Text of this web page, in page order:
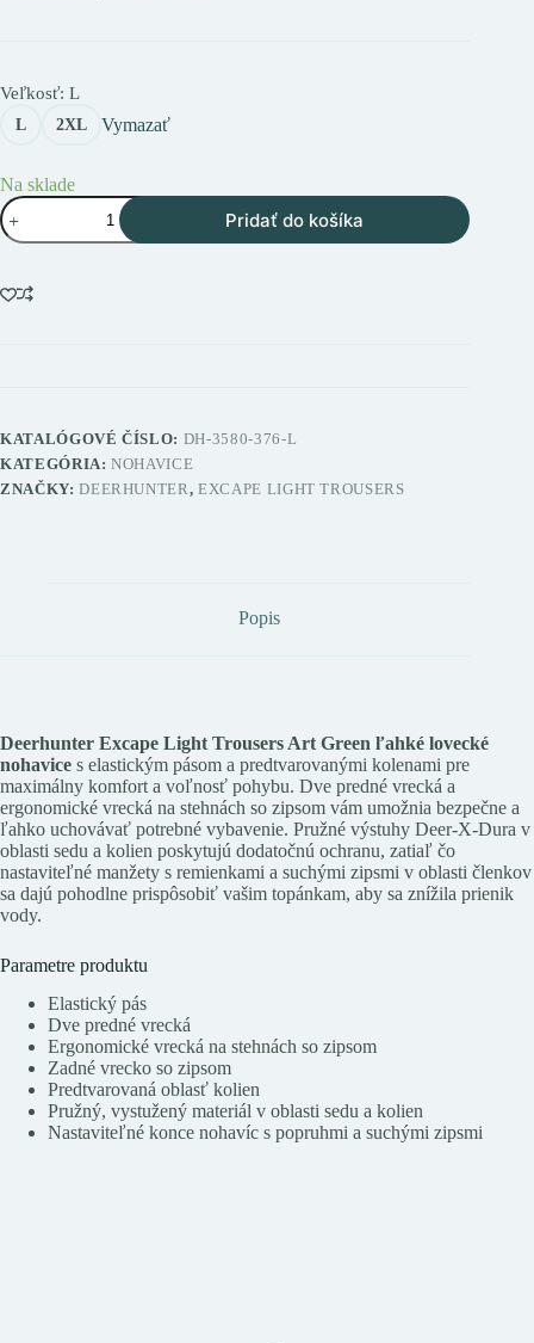
Veľkosť: L
L 2XL Vymazať
Na sklade
množstvo
Deerhunter
Excape
Trousers
Art
Pridať do košíka
KATALÓGOVÉ ČÍSLO: DH-3580-376-L
KATEGÓRIA:NOHAVICE
ZNAČKY:DEERHUNTER,EXCAPE LIGHT TROUSERS
Popis
Deerhunter Excape Light Trousers Art Green ľahké lovecké
nohavice s elastickým pásom a predtvarovanými kolenami pre
maximálny komfort a voľnosť pohybu. Dve predné vrecká a
ergonomické vrecká na stehnách so zipsom vám umožnia bezpečne a
ľahko uchovávať potrebné vybavenie. Pružné výstuhy Deer-X-Dura v
oblasti sedu a kolien poskytujú dodatočnú ochranu, zatiaľ čo
nastaviteľné manžety s remienkami a suchými zipsmi v oblasti členkov
sa dajú pohodlne prispôsobiť vašim topánkam, aby sa znížila prienik
vody.
Parametre produktu
Elastický pás
Dve predné vrecká
Ergonomické vrecká na stehnách so zipsom
Zadné vrecko so zipsom
Predtvarovaná oblasť kolien
Pružný, vystužený materiál v oblasti sedu a kolien
Nastaviteľné konce nohavíc s popruhmi a suchými zipsmi